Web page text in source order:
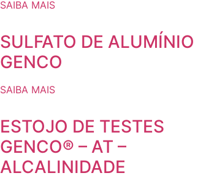
SAIBA MAIS
SULFATO DE ALUMÍNIO
GENCO
SAIBA MAIS
ESTOJO DE TESTES
GENCO® – AT –
ALCALINIDADE